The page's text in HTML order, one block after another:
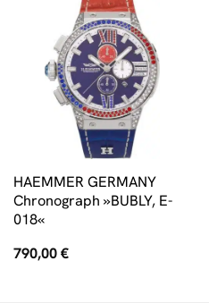
HAEMMER GERMANY
Chronograph »BUBLY, E-
018«
790,00€